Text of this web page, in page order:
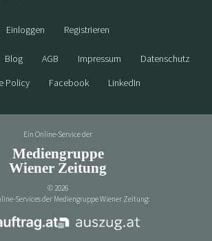
Einloggen Registrieren
Blog AGB Impressum
Datenschutz
Policy
Facebook LinkedIn
Ein Online-Service der
Mediengruppe
Wiener Zeitung
© 2026
Services der Mediengruppe Wiener Zeitung: